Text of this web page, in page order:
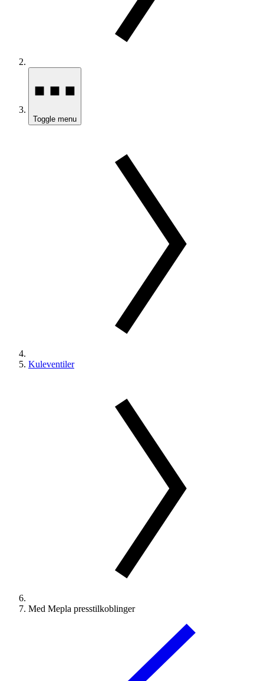
Toggle menu
Kuleventiler
Med Mepla presstilkoblinger